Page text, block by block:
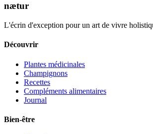
nætur
L'écrin d'exception pour un art de vivre
Découvrir
Plantes médicinales
Champignons
Recettes
Compléments alimentaires
Journal
Bien-être